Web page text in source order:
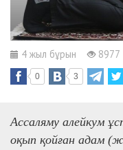
4 жыл бұрын 8977
0 3
Ассаляму алейкум
оқып қойған адам